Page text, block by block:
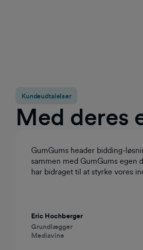
Kundeudtalelser
Med deres
GumGums header bidding-
sammen med GumGums egen
har bidraget til at styrke vores
Eric Hochberger
Grundlægger
Mediavine